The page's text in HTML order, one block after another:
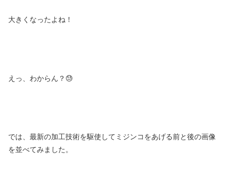
大きくなったよね！
えっ、わからん？😓
では、最新の加工技術を駆使してミジンコをあげる前と後の画像
を並べてみました。